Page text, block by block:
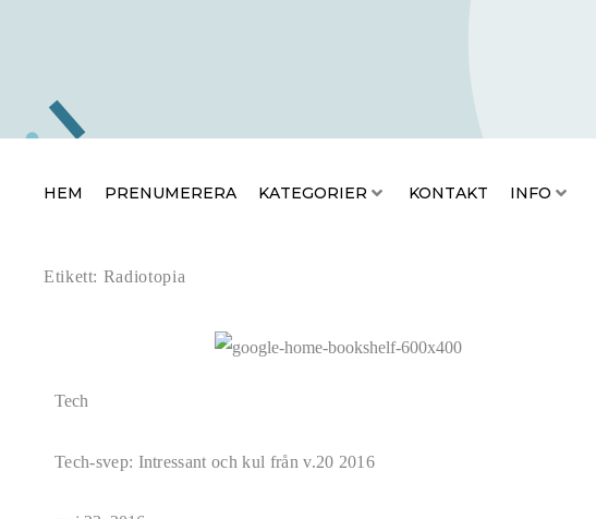
HEM PRENUMERERA KATEGORIER KONTAKT INFO
Etikett: Radiotopia
Tech
Tech-svep: Intressant och kul från v.20 2016